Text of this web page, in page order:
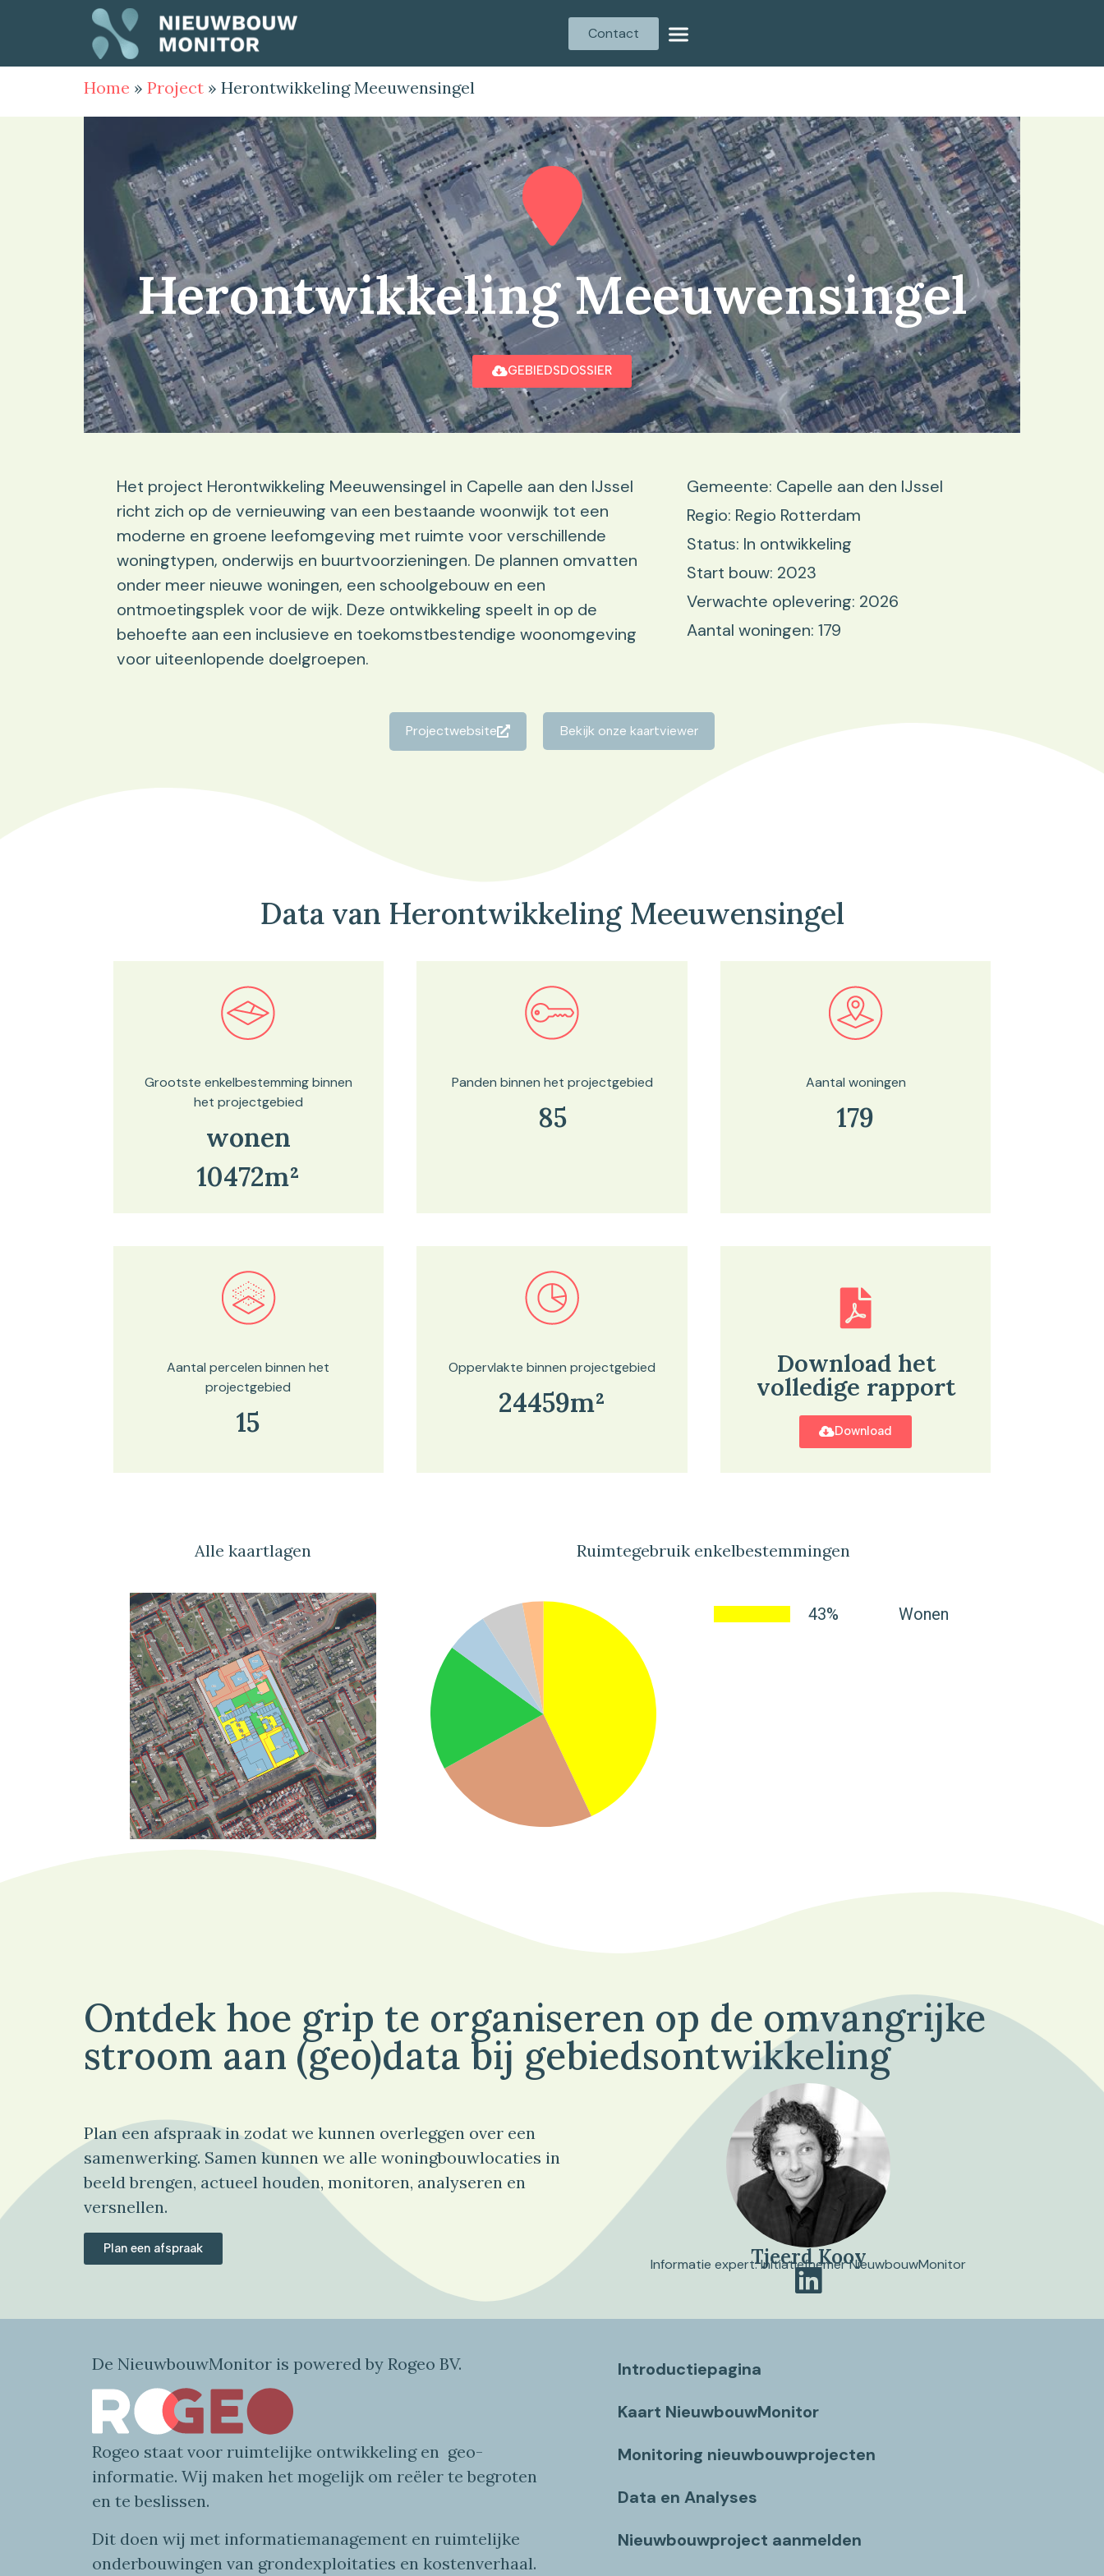
Contact
Home » Project » Herontwikkeling Meeuwensingel
Herontwikkeling Meeuwensingel
GEBIEDSDOSSIER
Het project Herontwikkeling Meeuwensingel in Capelle aan den IJssel
richt zich op de vernieuwing van een bestaande woonwijk tot een
moderne en groene leefomgeving met ruimte voor verschillende
woningtypen, onderwijs en buurtvoorzieningen. De plannen omvatten
onder meer nieuwe woningen, een schoolgebouw en een
ontmoetingsplek voor de wijk. Deze ontwikkeling speelt in op de
behoefte aan een inclusieve en toekomstbestendige woonomgeving
voor uiteenlopende doelgroepen.
Gemeente: Capelle aan den IJssel
Regio: Regio Rotterdam
Status: In ontwikkeling
Start bouw: 2023
Verwachte oplevering: 2026
Aantal woningen: 179
Projectwebsite Bekijk onze kaartviewer
Data van Herontwikkeling Meeuwensingel
Bekijk in onze kaartviewer
Grootste enkelbestemming binnen
het projectgebied
wonen
10472m²
Bekijk in onze kaartviewer
Panden binnen het projectgebied
85
Bekijk in onze kaartviewer
Aantal woningen
179
Bekijk in onze kaartviewer
Aantal percelen binnen het
projectgebied
15
Bekijk in onze kaartviewer
Oppervlakte binnen projectgebied
24459m²
Download het
volledige rapport
Download
Alle kaartlagen Ruimtegebruik enkelbestemmingen
43% Wonen
Ontdek hoe grip te organiseren op de omvangrijke
stroom aan (geo)data bij gebiedsontwikkeling
Plan een afspraak in zodat we kunnen overleggen over een
samenwerking. Samen kunnen we alle woningbouwlocaties in
beeld brengen, actueel houden, monitoren, analyseren en
versnellen.
Plan een afspraak Tjeerd Kooy
Informatie expert. Initiatiefnemer NieuwbouwMonitor
De NieuwbouwMonitor is powered by Rogeo BV.
Rogeo staat voor ruimtelijke ontwikkeling en geo-
informatie. Wij maken het mogelijk om reëler te begroten
en te beslissen.
Dit doen wij met informatiemanagement en ruimtelijke
onderbouwingen van grondexploitaties en kostenverhaal.
Introductiepagina
Kaart NieuwbouwMonitor
Monitoring nieuwbouwprojecten
Data en Analyses
Nieuwbouwproject aanmelden